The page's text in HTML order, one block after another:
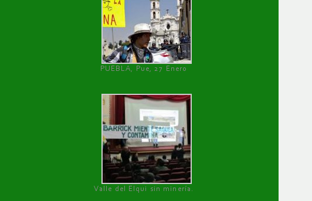
PUEBLA, Pue, 27 Enero
Valle del Elqui sin minería.